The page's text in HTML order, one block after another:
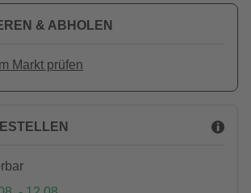
& ABHOLEN
Markt prüfen